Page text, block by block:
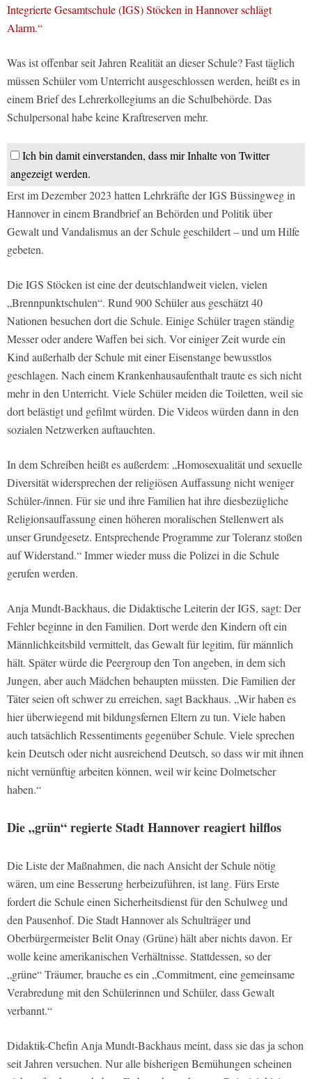
Integrierte Gesamtschule (IGS) Stöcken in Hannover schlägt
Alarm.“
Was ist offenbar seit Jahren Realität an dieser Schule? Fast täglich
müssen Schüler vom Unterricht ausgeschlossen werden, heißt es in
einem Brief des Lehrerkollegiums an die Schulbehörde. Das
Schulpersonal habe keine Kraftreserven mehr.
Ich bin damit einverstanden, dass mir Inhalte von Twitter
angezeigt werden.
Erst im Dezember 2023 hatten Lehrkräfte der IGS Büssingweg in
Hannover in einem Brandbrief an Behörden und Politik über
Gewalt und Vandalismus an der Schule geschildert – und um Hilfe
gebeten.
Die IGS Stöcken ist eine der deutschlandweit vielen, vielen
„Brennpunktschulen“. Rund 900 Schüler aus geschätzt 40
Nationen besuchen dort die Schule. Einige Schüler tragen ständig
Messer oder andere Waffen bei sich. Vor einiger Zeit wurde ein
Kind außerhalb der Schule mit einer Eisenstange bewusstlos
geschlagen. Nach einem Krankenhausaufenthalt traute es sich nicht
mehr in den Unterricht. Viele Schüler meiden die Toiletten, weil sie
dort belästigt und gefilmt würden. Die Videos würden dann in den
sozialen Netzwerken auftauchten.
In dem Schreiben heißt es außerdem: „Homosexualität und sexuelle
Diversität widersprechen der religiösen Auffassung nicht weniger
Schüler-/innen. Für sie und ihre Familien hat ihre diesbezügliche
Religionsauffassung einen höheren moralischen Stellenwert als
unser Grundgesetz. Entsprechende Programme zur Toleranz stoßen
auf Widerstand.“ Immer wieder muss die Polizei in die Schule
gerufen werden.
Anja Mundt-Backhaus, die Didaktische Leiterin der IGS, sagt: Der
Fehler beginne in den Familien. Dort werde den Kindern oft ein
Männlichkeitsbild vermittelt, das Gewalt für legitim, für männlich
hält. Später würde die Peergroup den Ton angeben, in dem sich
Jungen, aber auch Mädchen behaupten müssten. Die Familien der
Täter seien oft schwer zu erreichen, sagt Backhaus. „Wir haben es
hier überwiegend mit bildungsfernen Eltern zu tun. Viele haben
auch tatsächlich Ressentiments gegenüber Schule. Viele sprechen
kein Deutsch oder nicht ausreichend Deutsch, so dass wir mit ihnen
nicht vernünftig arbeiten können, weil wir keine Dolmetscher
haben.“
Die „grün“ regierte Stadt Hannover reagiert hilflos
Die Liste der Maßnahmen, die nach Ansicht der Schule nötig
wären, um eine Besserung herbeizuführen, ist lang. Fürs Erste
fordert die Schule einen Sicherheitsdienst für den Schulweg und
den Pausenhof. Die Stadt Hannover als Schulträger und
Oberbürgermeister Belit Onay (Grüne) hält aber nichts davon. Er
wolle keine amerikanischen Verhältnisse. Stattdessen, so der
„grüne“ Träumer, brauche es ein „Commitment, eine gemeinsame
Verabredung mit den Schülerinnen und Schüler, dass Gewalt
verbannt.“
Didaktik-Chefin Anja Mundt-Backhaus meint, dass sie das ja schon
seit Jahren versuchen. Nur alle bisherigen Bemühungen scheinen